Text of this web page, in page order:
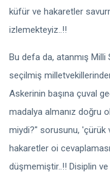
küfür ve hakaretler
izlemekteyiz..!!
Bu defa da, atanmış Milli
seçilmiş
Askerinin başına çuval
madalya almanız doğru
miydi?" sorusunu, 'çürük
hakaretler oi
düşmemiştir..!! Disiplin